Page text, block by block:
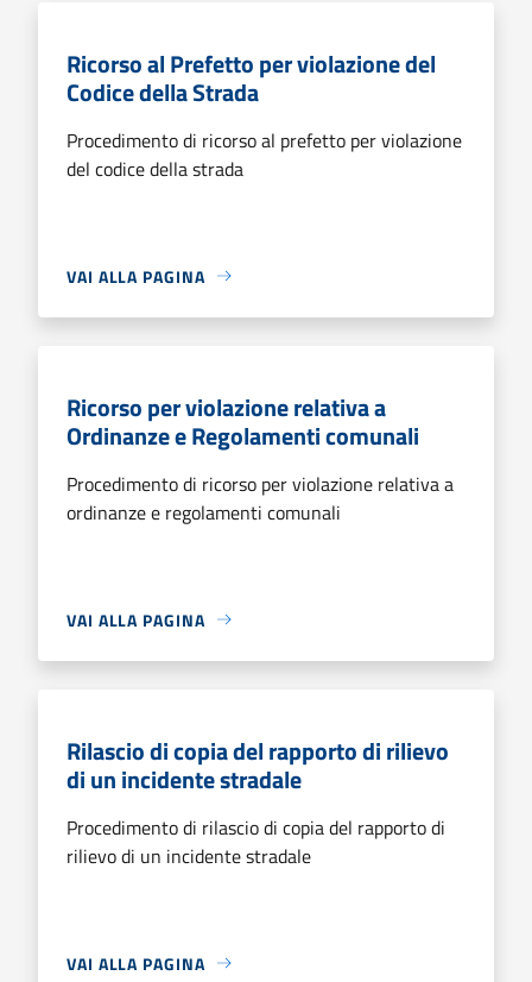
Ricorso al Prefetto per violazione del
Codice della Strada
Procedimento di ricorso al prefetto per violazione
del codice della strada
VAI ALLA PAGINA
Ricorso per violazione relativa a
Ordinanze e Regolamenti comunali
Procedimento di ricorso per violazione relativa a
ordinanze e regolamenti comunali
VAI ALLA PAGINA
Rilascio di copia del rapporto di rilievo
di un incidente stradale
Procedimento di rilascio di copia del rapporto di
rilievo di un incidente stradale
VAI ALLA PAGINA